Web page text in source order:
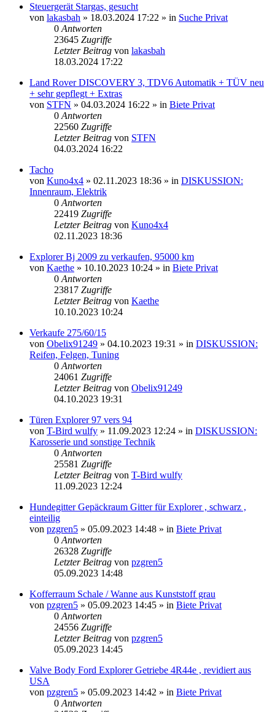
Steuergerät Stargas, gesucht
von lakasbah » 18.03.2024 17:22 » in Suche Privat
0 Antworten
23645 Zugriffe
Letzter Beitrag von lakasbah
18.03.2024 17:22
Land Rover DISCOVERY 3, TDV6 Automatik + TÜV neu
+ sehr gepflegt + Extras
von STFN » 04.03.2024 16:22 » in Biete Privat
0 Antworten
22560 Zugriffe
Letzter Beitrag von STFN
04.03.2024 16:22
Tacho
von Kuno4x4 » 02.11.2023 18:36 » in DISKUSSION:
Innenraum, Elektrik
0 Antworten
22419 Zugriffe
Letzter Beitrag von Kuno4x4
02.11.2023 18:36
Explorer Bj 2009 zu verkaufen, 95000 km
von Kaethe » 10.10.2023 10:24 » in Biete Privat
0 Antworten
23817 Zugriffe
Letzter Beitrag von Kaethe
10.10.2023 10:24
Verkaufe 275/60/15
von Obelix91249 » 04.10.2023 19:31 » in DISKUSSION:
Reifen, Felgen, Tuning
0 Antworten
24061 Zugriffe
Letzter Beitrag von Obelix91249
04.10.2023 19:31
Türen Explorer 97 vers 94
von T-Bird wulfy » 11.09.2023 12:24 » in DISKUSSION:
Karosserie und sonstige Technik
0 Antworten
25581 Zugriffe
Letzter Beitrag von T-Bird wulfy
11.09.2023 12:24
Hundegitter Gepäckraum Gitter für Explorer , schwarz ,
einteilig
von pzgren5 » 05.09.2023 14:48 » in Biete Privat
0 Antworten
26328 Zugriffe
Letzter Beitrag von pzgren5
05.09.2023 14:48
Kofferraum Schale / Wanne aus Kunststoff grau
von pzgren5 » 05.09.2023 14:45 » in Biete Privat
0 Antworten
24556 Zugriffe
Letzter Beitrag von pzgren5
05.09.2023 14:45
Valve Body Ford Explorer Getriebe 4R44e , revidiert aus
USA
von pzgren5 » 05.09.2023 14:42 » in Biete Privat
0 Antworten